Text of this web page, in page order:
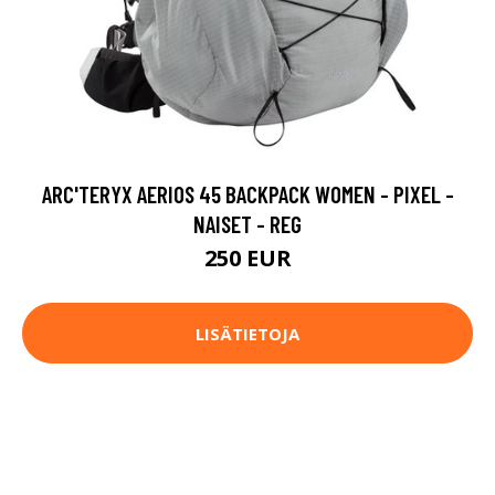
ARC'TERYX AERIOS 45 BACKPACK WOMEN - PIXEL -
NAISET - REG
250 EUR
LISÄTIETOJA